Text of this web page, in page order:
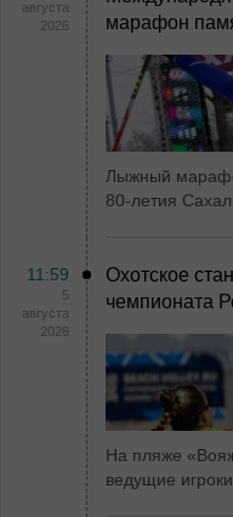
августа
2026
марафон
Лыжный
80-летия
11:59
5
августа
2026
Охотское
чемпионата
На пляже
ведущие